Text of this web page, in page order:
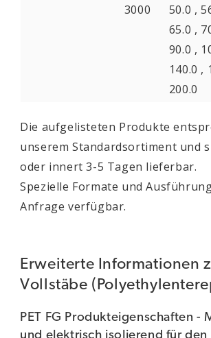
3000
50.0 ,
65.0 ,
90.0 ,
140.0 ,
200.0
Die aufgelisteten Produkte
unserem Standardsortiment und
oder innert 3-5 Tagen lieferbar.
Spezielle Formate und
Anfrage verfügbar.
Erweiterte Informationen
Vollstäbe
PET FG Produkteigenschaften -